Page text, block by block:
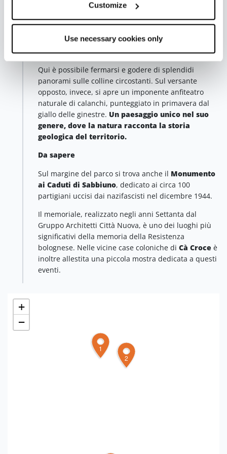
Customize
Use necessary cookies only
, lungo via di Sabbiuno, antica strada che
collegava Bologna alla Toscana. Il versante verso il
Savena è più dolce e attraversato da prati e sentieri,
tra cespugli di rose selvatiche, biancospini e alberi
come aceri, olmi e ornielli.
Qui è possibile fermarsi e godere di splendidi
panorami sulle colline circostanti. Sul versante
opposto, invece, si apre un imponente anfiteatro
naturale di calanchi, punteggiato in primavera dal
giallo delle ginestre. Un paesaggio unico nel suo
genere, dove la natura racconta la storia
geologica del territorio.
Da sapere
Sul margine del parco si trova anche il Monumento
ai Caduti di Sabbiuno, dedicato ai circa 100
partigiani uccisi dai nazifascisti nel dicembre 1944.
Il memoriale, realizzato negli anni Settanta dal
Gruppo Architetti Città Nuova, è uno dei luoghi più
significativi della memoria della Resistenza
bolognese. Nelle vicine case coloniche di Cà Croce è
inoltre allestita una piccola mostra dedicata a questi
eventi.
1
2
+
−